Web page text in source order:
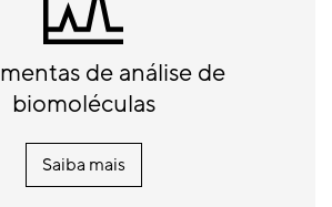
de análise de
biomoléculas
Saiba mais